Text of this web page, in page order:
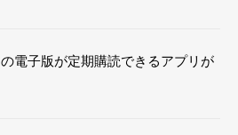
電子版が定期購読できるアプリが